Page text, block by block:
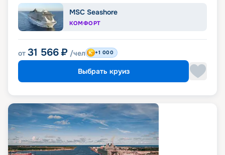
MSC Seashore
КОМФОРТ
от 31 566 ₽ /чел +1 000
Выбрать круиз